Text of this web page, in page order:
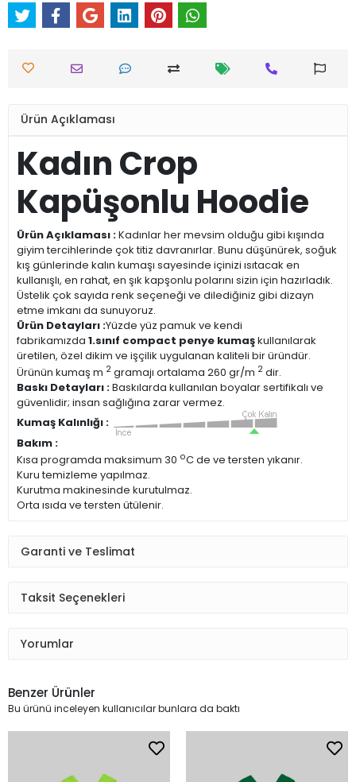
Ürün Açıklaması
Kadın Crop
Kapüşonlu Hoodie
Ürün Açıklaması :Kadınlar her mevsim olduğu gibi kışında
giyim tercihlerinde çok titiz davranırlar. Bunu düşünürek, soğuk
kış günlerinde kalın kumaşı sayesinde içinizi ısıtacak en
kullanışlı, en rahat, en şık kapşonlu polarını sizin için hazırladık.
Üstelik çok sayıda renk seçeneği ve dilediğiniz gibi dizayn
etme imkanı da sunuyoruz.
Ürün Detayları :Yüzde yüz pamuk ve kendi
fabrikamızda 1.sınıf compact penye kumaşkullanılarak
üretilen, özel dikim ve işçilik uygulanan kaliteli bir üründür.
Ürünün kumaş m 2 gramajı ortalama 260 gr/m 2 dir.
Baskı Detayları :Baskılarda kullanılan boyalar sertifikalı ve
güvenlidir; insan sağlığına zarar vermez.
Kumaş Kalınlığı :
Bakım :
Kısa programda maksimum 30 oC de ve tersten yıkanır.
Kuru temizleme yapılmaz.
Kurutma makinesinde kurutulmaz.
Orta ısıda ve tersten ütülenir.
Garanti ve Teslimat
Taksit Seçenekleri
Yorumlar
Benzer Ürünler
Bu ürünü inceleyen kullanıcılar bunlara da baktı